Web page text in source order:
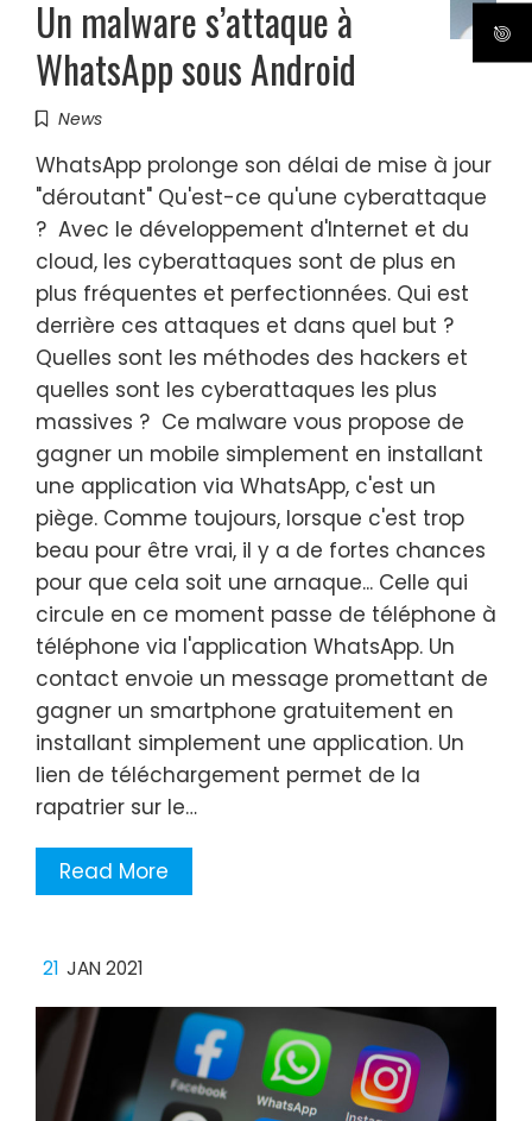
Un malware s’attaque à
WhatsApp sous Android
News
WhatsApp prolonge son délai de mise à jour
"déroutant" Qu'est-ce qu'une cyberattaque
? Avec le développement d'Internet et du
cloud, les cyberattaques sont de plus en
plus fréquentes et perfectionnées. Qui est
derrière ces attaques et dans quel but ?
Quelles sont les méthodes des hackers et
quelles sont les cyberattaques les plus
massives ? Ce malware vous propose de
gagner un mobile simplement en installant
une application via WhatsApp, c'est un
piège. Comme toujours, lorsque c'est trop
beau pour être vrai, il y a de fortes chances
pour que cela soit une arnaque... Celle qui
circule en ce moment passe de téléphone à
téléphone via l'application WhatsApp. Un
contact envoie un message promettant de
gagner un smartphone gratuitement en
installant simplement une application. Un
lien de téléchargement permet de la
rapatrier sur le…
Read More
21 JAN 2021